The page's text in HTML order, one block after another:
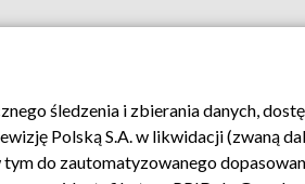
Pomoc Biuro reklamy Kontakt
śledzenia i zbierania danych,
Polską S.A. w likwidacji (zwaną
do zautomatyzowanego